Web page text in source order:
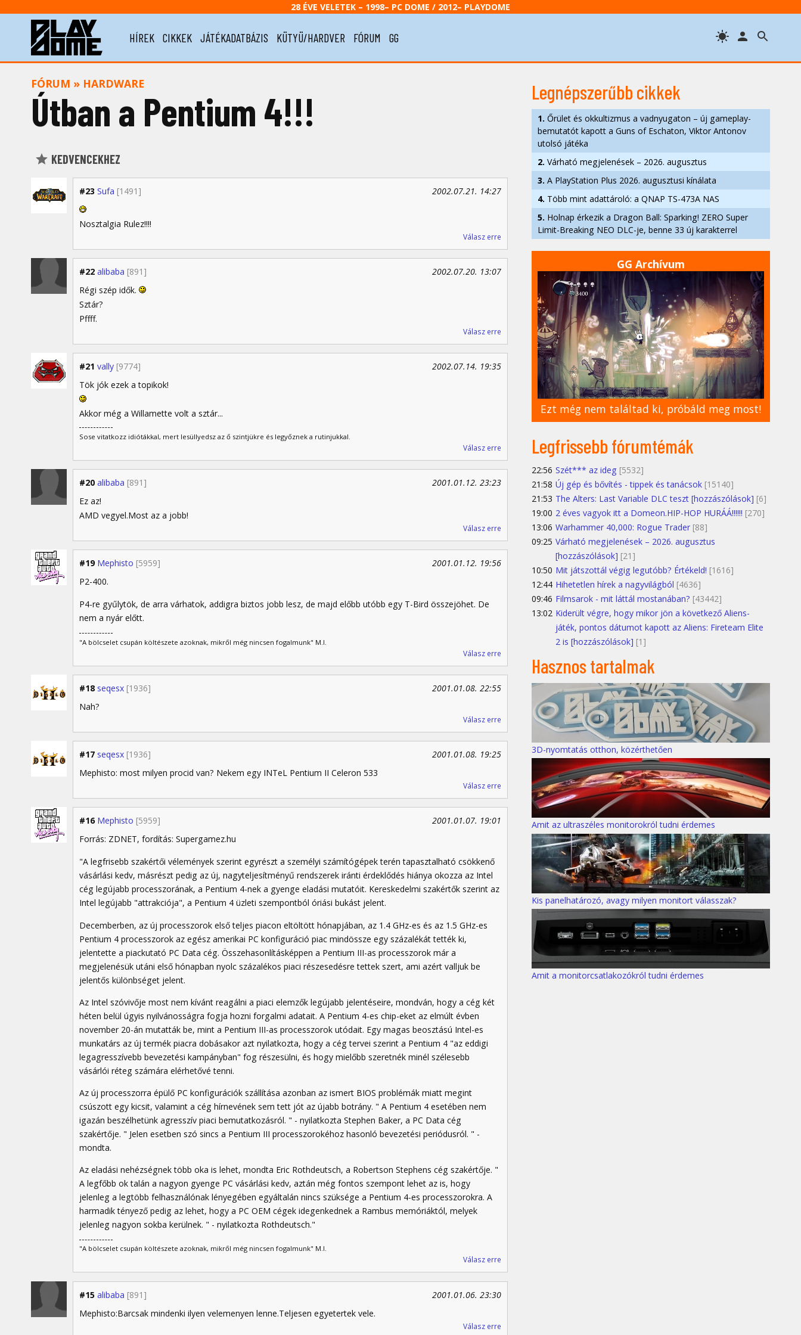
28 ÉVE VELETEK – 1998– PC DOME / 2012– PLAYDOME
HÍREK CIKKEK JÁTÉKADATBÁZIS KÜTYÜ/HARDVER FÓRUM GG
FÓRUM » HARDWARE
Útban a Pentium 4!!!
KEDVENCEKHEZ
#23 Sufa [1491] 2002.07.21. 14:27
Nosztalgia Rulez!!!!
Válasz erre
#22 alibaba [891]
2002.07.20. 13:07
Régi szép idők.
Sztár?
Pffff.
Válasz erre
#21 vally [9774]
2002.07.14. 19:35
Tök jók ezek a topikok!
Akkor még a Willamette volt a sztár...
Sose vitatkozz idiótákkal, mert lesüllyedsz az ő szintjükre és legyőznek a rutinjukkal.
Válasz erre
#20 alibaba [891]
2001.01.12. 23:23
Ez az!
AMD vegyel.Most az a jobb!
Válasz erre
#19 Mephisto [5959]
2001.01.12. 19:56
P2-400.
P4-re gyűlytök, de arra várhatok, addigra biztos jobb lesz, de majd előbb utóbb egy T-Bird összejöhet. De
nem a nyár előtt.
"A bölcselet csupán költészete azoknak, mikről még nincsen fogalmunk" M.I.
Válasz erre
#18 seqesx [1936]
2001.01.08. 22:55
Nah?
Válasz erre
#17 seqesx [1936]
2001.01.08. 19:25
Mephisto: most milyen procid van? Nekem egy INTeL Pentium II Celeron 533
Válasz erre
#16 Mephisto [5959]
2001.01.07. 19:01
Forrás: ZDNET, fordítás: Supergamez.hu
"A legfrisebb szakértői vélemények szerint egyrészt a személyi számítógépek terén tapasztalható csökkenő
vásárlási kedv, másrészt pedig az új, nagyteljesítményű rendszerek iránti érdeklődés hiánya okozza az Intel
cég legújabb processzorának, a Pentium 4-nek a gyenge eladási mutatóit. Kereskedelmi szakértők szerint az
Intel legújabb "attrakciója", a Pentium 4 üzleti szempontból óriási bukást jelent.
Decemberben, az új processzorok első teljes piacon eltöltött hónapjában, az 1.4 GHz-es és az 1.5 GHz-es
Pentium 4 processzorok az egész amerikai PC konfiguráció piac mindössze egy százalékát tették ki,
jelentette a piackutató PC Data cég. Összehasonlításképpen a Pentium III-as processzorok már a
megjelenésük utáni első hónapban nyolc százalékos piaci részesedésre tettek szert, ami azért valljuk be
jelentős különbséget jelent.
Az Intel szóvivője most nem kívánt reagálni a piaci elemzők legújabb jelentéseire, mondván, hogy a cég két
héten belül úgyis nyilvánosságra fogja hozni forgalmi adatait. A Pentium 4-es chip-eket az elmúlt évben
november 20-án mutatták be, mint a Pentium III-as processzorok utódait. Egy magas beosztású Intel-es
munkatárs az új termék piacra dobásakor azt nyilatkozta, hogy a cég tervei szerint a Pentium 4 "az eddigi
legagresszívebb bevezetési kampányban" fog részesülni, és hogy mielőbb szeretnék minél szélesebb
vásárlói réteg számára elérhetővé tenni.
Az új processzorra épülő PC konfigurációk szállítása azonban az ismert BIOS problémák miatt megint
csúszott egy kicsit, valamint a cég hírnevének sem tett jót az újabb botrány. " A Pentium 4 esetében nem
igazán beszélhetünk agresszív piaci bemutatkozásról. " - nyilatkozta Stephen Baker, a PC Data cég
szakértője. " Jelen esetben szó sincs a Pentium III processzorokéhoz hasonló bevezetési periódusról. " -
mondta.
Az eladási nehézségnek több oka is lehet, mondta Eric Rothdeutsch, a Robertson Stephens cég szakértője. "
A legfőbb ok talán a nagyon gyenge PC vásárlási kedv, aztán még fontos szempont lehet az is, hogy
jelenleg a legtöbb felhasználónak lényegében egyáltalán nincs szüksége a Pentium 4-es processzorokra. A
harmadik tényező pedig az lehet, hogy a PC OEM cégek idegenkednek a Rambus memóriáktól, melyek
jelenleg nagyon sokba kerülnek. " - nyilatkozta Rothdeutsch."
"A bölcselet csupán költészete azoknak, mikről még nincsen fogalmunk" M.I.
Válasz erre
#15 alibaba [891]
2001.01.06. 23:30
Mephisto:Barcsak mindenki ilyen velemenyen lenne.Teljesen egyetertek vele.
Válasz erre
Legnépszerűbb cikkek
1. Őrület és okkultizmus a vadnyugaton – új gameplay-
bemutatót kapott a Guns of Eschaton, Viktor Antonov
utolsó játéka
2. Várható megjelenések – 2026. augusztus
3. A PlayStation Plus 2026. augusztusi kínálata
4. Több mint adattároló: a QNAP TS-473A NAS
5. Holnap érkezik a Dragon Ball: Sparking! ZERO Super
Limit-Breaking NEO DLC-je, benne 33 új karakterrel
GG Archívum
Ezt még nem találtad ki, próbáld meg most!
Legfrissebb fórumtémák
22:56 Szét*** az ideg [5532]
21:58 Új gép és bővítés - tippek és tanácsok [15140]
21:53 The Alters: Last Variable DLC teszt [hozzászólások] [6]
19:00 2 éves vagyok itt a Domeon.HIP-HOP HURÁÁ!!!!!! [270]
13:06 Warhammer 40,000: Rogue Trader [88]
09:25 Várható megjelenések – 2026. augusztus
[hozzászólások] [21]
10:50 Mit játszottál végig legutóbb? Értékeld! [1616]
12:44 Hihetetlen hírek a nagyvilágból [4636]
09:46 Filmsarok - mit láttál mostanában? [43442]
13:02 Kiderült végre, hogy mikor jön a következő Aliens-
játék, pontos dátumot kapott az Aliens: Fireteam Elite
2 is [hozzászólások] [1]
Hasznos tartalmak
3D-nyomtatás otthon, közérthetően
Amit az ultraszéles monitorokról tudni érdemes
Kis panelhatározó, avagy milyen monitort válasszak?
Amit a monitorcsatlakozókról tudni érdemes